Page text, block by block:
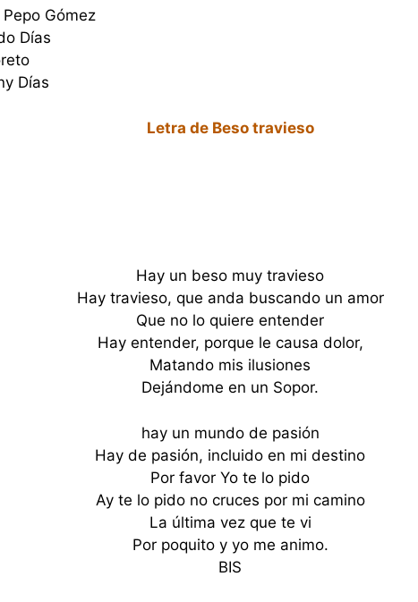
Gómez
Días
Días
Letra de Beso travieso
Hay un beso muy travieso
Hay travieso, que anda buscando un amor
Que no lo quiere entender
Hay entender, porque le causa dolor,
Matando mis ilusiones
Dejándome en un Sopor.
hay un mundo de pasión
Hay de pasión, incluido en mi destino
Por favor Yo te lo pido
Ay te lo pido no cruces por mi camino
La última vez que te vi
Por poquito y yo me animo.
BIS